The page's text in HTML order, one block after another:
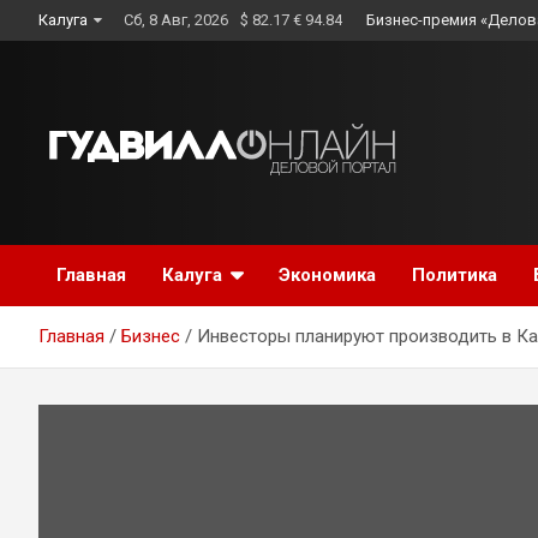
to
Калуга Сб, 8 Авг, 2026 $ 82.17 € 94.84 Бизнес-премия
Главная Калуга Экономика Политика
Главная Бизнес Инвесторы планируют производить в